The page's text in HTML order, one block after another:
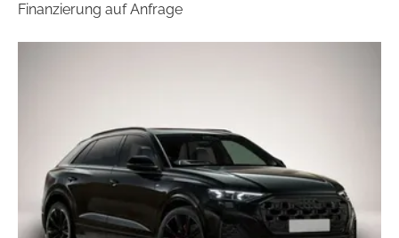
Finanzierung auf Anfrage